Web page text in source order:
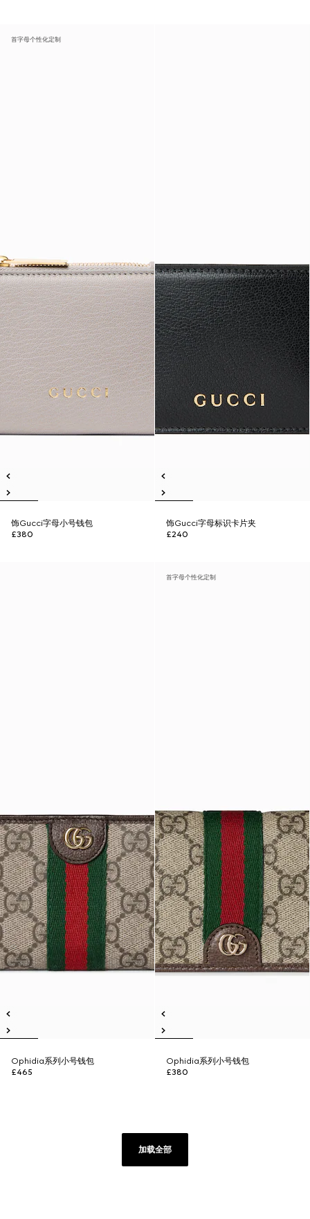
首字母个性化定制
饰Gucci字母小号钱包
£380
饰Gucci字母标识卡片夹
£240
Ophidia系列小号钱包
£465
首字母个性化定制
Ophidia系列小号钱包
£380
加载全部